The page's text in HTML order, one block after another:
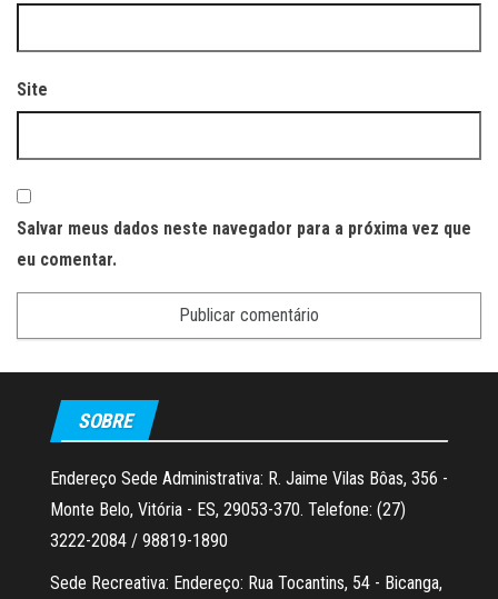
Site
Salvar meus dados neste navegador para a próxima vez que
eu comentar.
SOBRE
Endereço Sede Administrativa: R. Jaime Vilas Bôas, 356 -
Monte Belo, Vitória - ES, 29053-370. Telefone: (27)
3222-2084 / 98819-1890
Sede Recreativa: Endereço: Rua Tocantins, 54 - Bicanga,